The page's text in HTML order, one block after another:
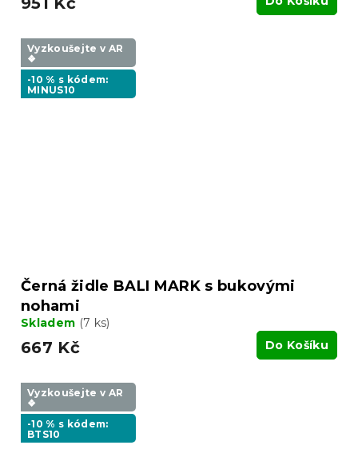
Vyzkoušejte v AR
❖
-10 % s kódem:
MINUS10
Černá židle BALI MARK s bukovými
nohami
Skladem (7 ks)
667 Kč Do Košíku
Vyzkoušejte v AR
❖
-10 % s kódem:
BTS10